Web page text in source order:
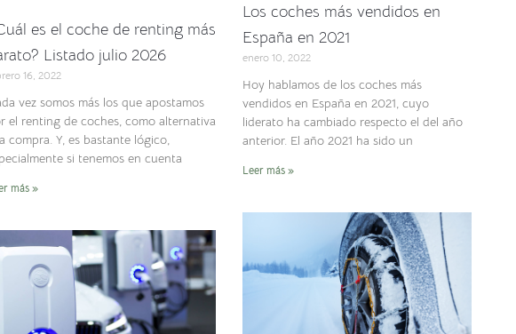
es el coche de renting más
Listado julio 2026
16, 2022
vez somos más los que apostamos
el renting de coches, como alternativa
compra. Y, es bastante lógico,
si tenemos en cuenta
más »
Los coches más vendidos en
España en 2021
enero 10, 2022
Hoy hablamos de los coches más
vendidos en España en 2021, cuyo
liderato ha cambiado respecto el del año
anterior. El año 2021 ha sido un
Leer más »